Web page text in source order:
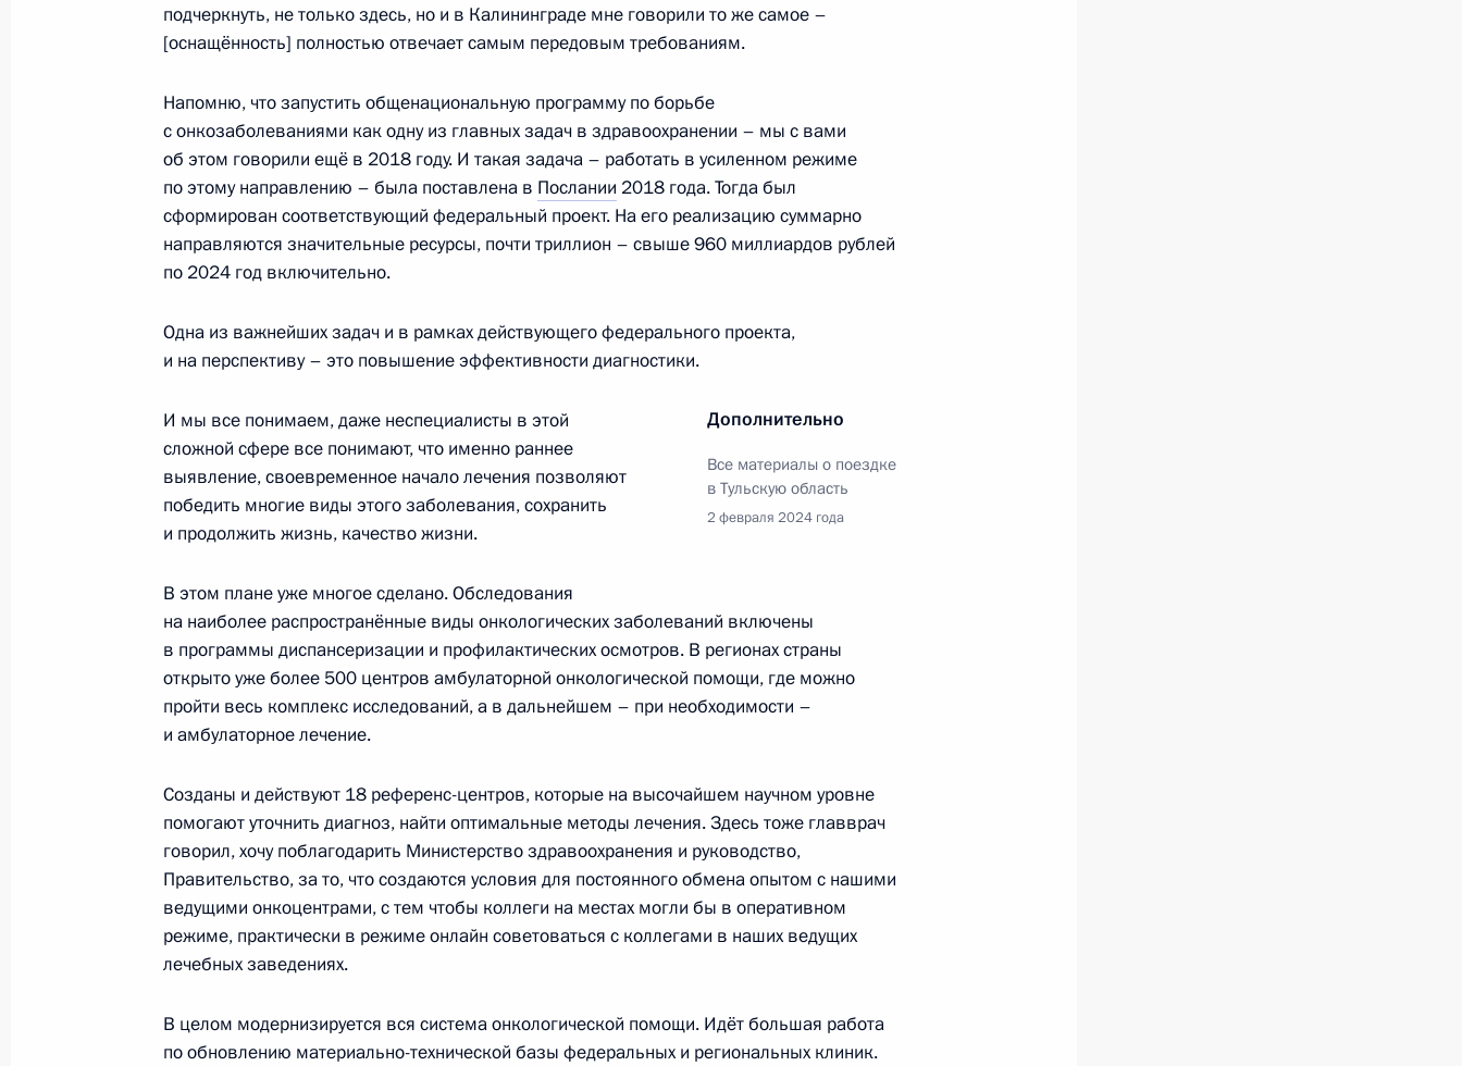
4 апреля 2023 года, 14:50
Посещение завода «Тулажелдормаш»
4 апреля 2023 года, 12:10
Осмотр Ситуационного центра губернатора Тульской области
23 декабря 2022 года, 22:25
Совещание с руководителями организаций ОПК
23 декабря 2022 года, 18:30
Посещение Конструкторского бюро приборостроения
23 декабря 2022 года, 17:55
Встреча с губернатором Тульской области Алексеем Дюминым
14 июля 2022 года, 13:45
Встреча с губернатором Тульской области Алексеем Дюминым
14 сентября 2021 года, 18:00
Рабочая встреча с губернатором Тульской области Алексеем
Дюминым
подчеркнуть, не только здесь, но и в Калининграде мне говорили то же самое –
[оснащённость] полностью отвечает самым передовым требованиям.
Напомню, что запустить общенациональную программу по борьбе
с онкозаболеваниями как одну из главных задач в здравоохранении – мы с вами
об этом говорили ещё в 2018 году. И такая задача – работать в усиленном режиме
по этому направлению – была поставлена в Послании 2018 года. Тогда был
сформирован соответствующий федеральный проект. На его реализацию суммарно
направляются значительные ресурсы, почти триллион – свыше 960 миллиардов рублей
по 2024 год включительно.
Одна из важнейших задач и в рамках действующего федерального проекта,
и на перспективу – это повышение эффективности диагностики.
Дополнительно
Все материалы о поездке
в Тульскую область
2 февраля 2024 года
И мы все понимаем, даже неспециалисты в этой
сложной сфере все понимают, что именно раннее
выявление, своевременное начало лечения позволяют
победить многие виды этого заболевания, сохранить
и продолжить жизнь, качество жизни.
В этом плане уже многое сделано. Обследования
на наиболее распространённые виды онкологических заболеваний включены
в программы диспансеризации и профилактических осмотров. В регионах страны
открыто уже более 500 центров амбулаторной онкологической помощи, где можно
пройти весь комплекс исследований, а в дальнейшем – при необходимости –
и амбулаторное лечение.
Созданы и действуют 18 референс-центров, которые на высочайшем научном уровне
помогают уточнить диагноз, найти оптимальные методы лечения. Здесь тоже главврач
говорил, хочу поблагодарить Министерство здравоохранения и руководство,
Правительство, за то, что создаются условия для постоянного обмена опытом с нашими
ведущими онкоцентрами, с тем чтобы коллеги на местах могли бы в оперативном
режиме, практически в режиме онлайн советоваться с коллегами в наших ведущих
лечебных заведениях.
В целом модернизируется вся система онкологической помощи. Идёт большая работа
по обновлению материально-технической базы федеральных и региональных клиник.